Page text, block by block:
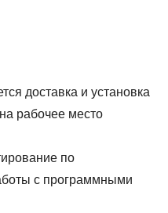
доставка и установка
рабочее место
по
с программными